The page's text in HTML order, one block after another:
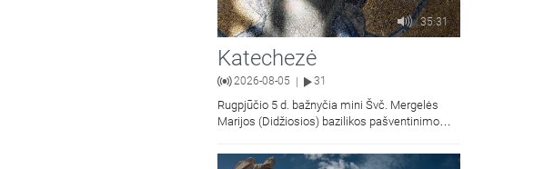
35:31
Katechezė
2026-08-05 31
Rugpjūčio 5 d. bažnyčia mini Švč. Mergelės
Marijos (Didžiosios) bazilikos pašventinimo
Snieginės švente. Šiluvos Švč. Mergelės